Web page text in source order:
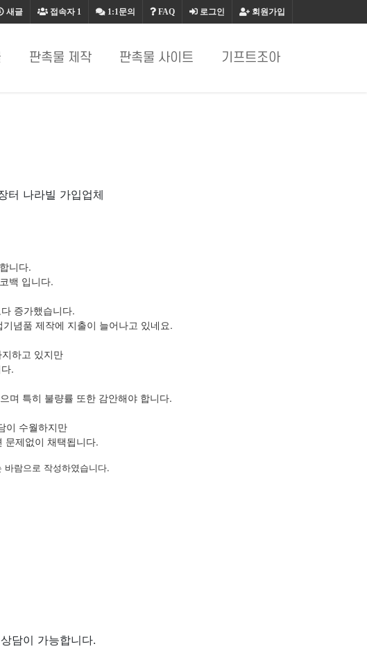
회원가입
로그인
FAQ
1:1문의
접속자1
새글
판촉물 제작 판촉물 사이트 기프트조아
터 나라빌 가입업체
니다.
백 입니다.
증가했습니다.
념품 제작에 지출이 늘어나고 있네요.
하고 있지만
.
며 특히 불량률 또한 감안해야 합니다.
이 수월하지만
문제없이 채택됩니다.
람으로 작성하였습니다.
담이 가능합니다.